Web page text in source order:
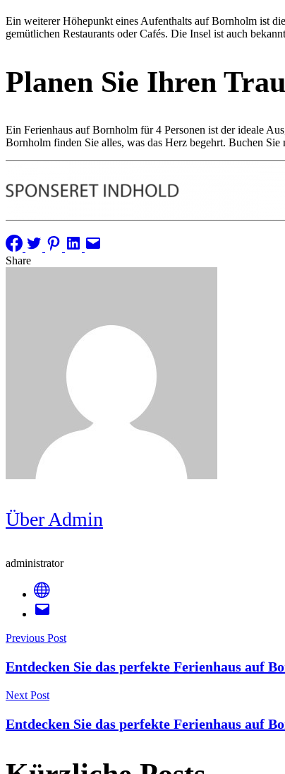
Ein weiterer Höhepunkt eines Aufenthalts auf Bornholm ist
gemütlichen Restaurants oder Cafés. Die Insel ist auch
Planen Sie Ihren
Ein Ferienhaus auf Bornholm für 4 Personen ist der ideale
Bornholm finden Sie alles, was das Herz begehrt. Buchen
Share
Über Admin
administrator
Post
Navigation
Previous Post
Entdecken Sie das perfekte Ferienhaus auf
Next Post
Entdecken Sie das perfekte Ferienhaus auf